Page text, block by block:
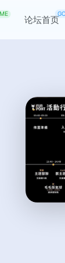
论坛首页